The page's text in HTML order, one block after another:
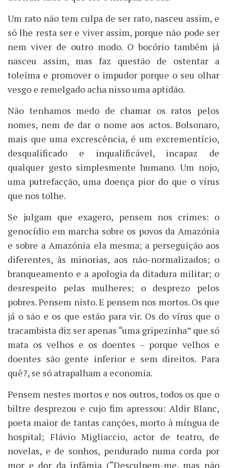
Um rato não tem culpa de ser rato, nasceu assim, e
só lhe resta ser e viver assim, porque não pode ser
nem viver de outro modo. O bocório também já
nasceu assim, mas faz questão de ostentar a
toleima e promover o impudor porque o seu olhar
vesgo e remelgado acha nisso uma aptidão.
Não tenhamos medo de chamar os ratos pelos
nomes, nem de dar o nome aos actos. Bolsonaro,
mais que uma excrescência, é um excrementício,
desqualificado e inqualificável, incapaz de
qualquer gesto simplesmente humano. Um nojo,
uma putrefacção, uma doença pior do que o vírus
que nos tolhe.
Se julgam que exagero, pensem nos crimes: o
genocídio em marcha sobre os povos da Amazónia
e sobre a Amazónia ela mesma; a perseguição aos
diferentes, às minorias, aos não-normalizados; o
branqueamento e a apologia da ditadura militar; o
desrespeito pelas mulheres; o desprezo pelos
pobres. Pensem nisto. E pensem nos mortos. Os que
já o são e os que estão para vir. Os do vírus que o
tracambista diz ser apenas “uma gripezinha” que só
mata os velhos e os doentes – porque velhos e
doentes são gente inferior e sem direitos. Para
quê?, se só atrapalham a economia.
Pensem nestes mortos e nos outros, todos os que o
biltre desprezou e cujo fim apressou: Aldir Blanc,
poeta maior de tantas canções, morto à míngua de
hospital; Flávio Migliaccio, actor de teatro, de
novelas, e de sonhos, pendurado numa corda por
mor e dor da infâmia (“Desculpem-me, mas não